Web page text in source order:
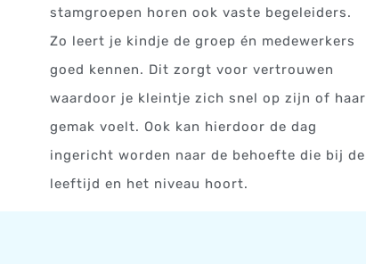
stamgroepen horen ook vaste begeleiders.
Zo leert je kindje de groep én medewerkers
goed kennen. Dit zorgt voor vertrouwen
waardoor je kleintje zich snel op zijn of haar
gemak voelt. Ook kan hierdoor de dag
ingericht worden naar de behoefte die bij de
leeftijd en het niveau hoort.